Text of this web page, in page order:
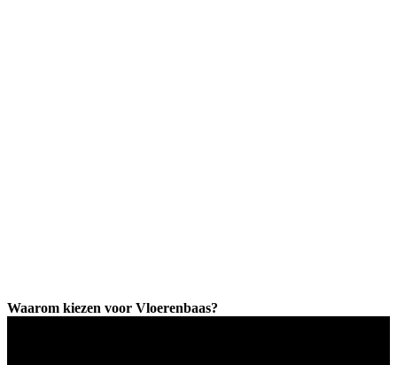
Waarom kiezen voor Vloerenbaas?